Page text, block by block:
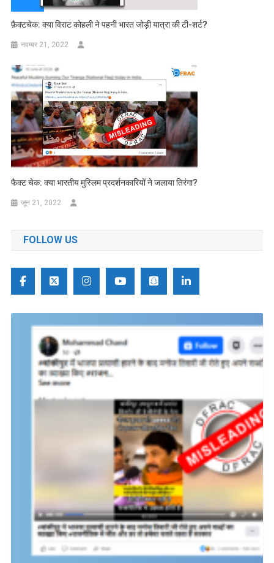
फ़ैक्टचेक: क्या विराट कोहली ने पहनी भारत जोड़ी यात्रा की टी-शर्ट?
नवम्बर 21, 2022
फैक्ट चेक: क्या भारतीय मुस्लिम प्रदर्शनकारियों ने जलाया तिरंगा?
जून 21, 2022
FOLLOW US